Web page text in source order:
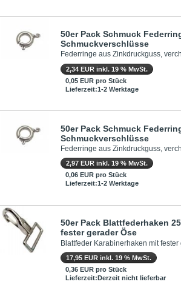
50er Pack Schmuck
Schmuckverschlüsse
Federringe aus Zinkdruckguss,
2,34 EUR inkl. 19 % MwSt.
0,05 EUR pro Stück
Lieferzeit:1-2 Werktage
50er Pack Schmuck
Schmuckverschlüsse
Federringe aus Zinkdruckguss,
2,97 EUR inkl. 19 % MwSt.
0,06 EUR pro Stück
Lieferzeit:1-2 Werktage
50er Pack Blattfederhaken
fester gerader Öse
Blattfeder Karabinerhaken mit fester
17,95 EUR inkl. 19 % MwSt.
0,36 EUR pro Stück
Lieferzeit:Derzeit nicht lieferbar